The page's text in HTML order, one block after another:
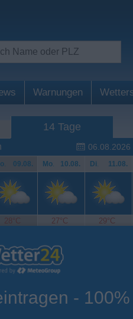
Warnungen
14 Tage
06.08.2026
. 09.08. Mo. 10.08. Di. 11.08.
28°C 27°C 29°C
Aktuelle Temperatur- 100%